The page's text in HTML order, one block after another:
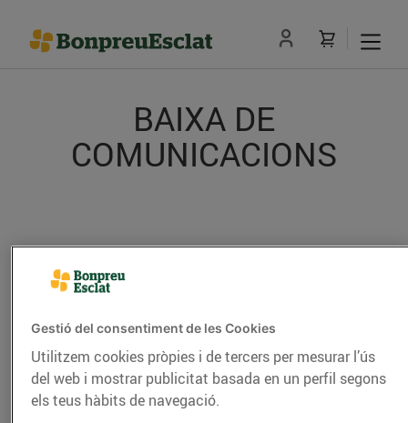
BAIXA DE
COMUNICACIONS
Introdueix el teu correu electrònic
promocions exclusives de
Bonpreu i Esclat.
Gestió del consentiment de les Cookies
Utilitzem cookies pròpies i de tercers per mesurar l’ús
del web i mostrar publicitat basada en un perfil segons
els teus hàbits de navegació.